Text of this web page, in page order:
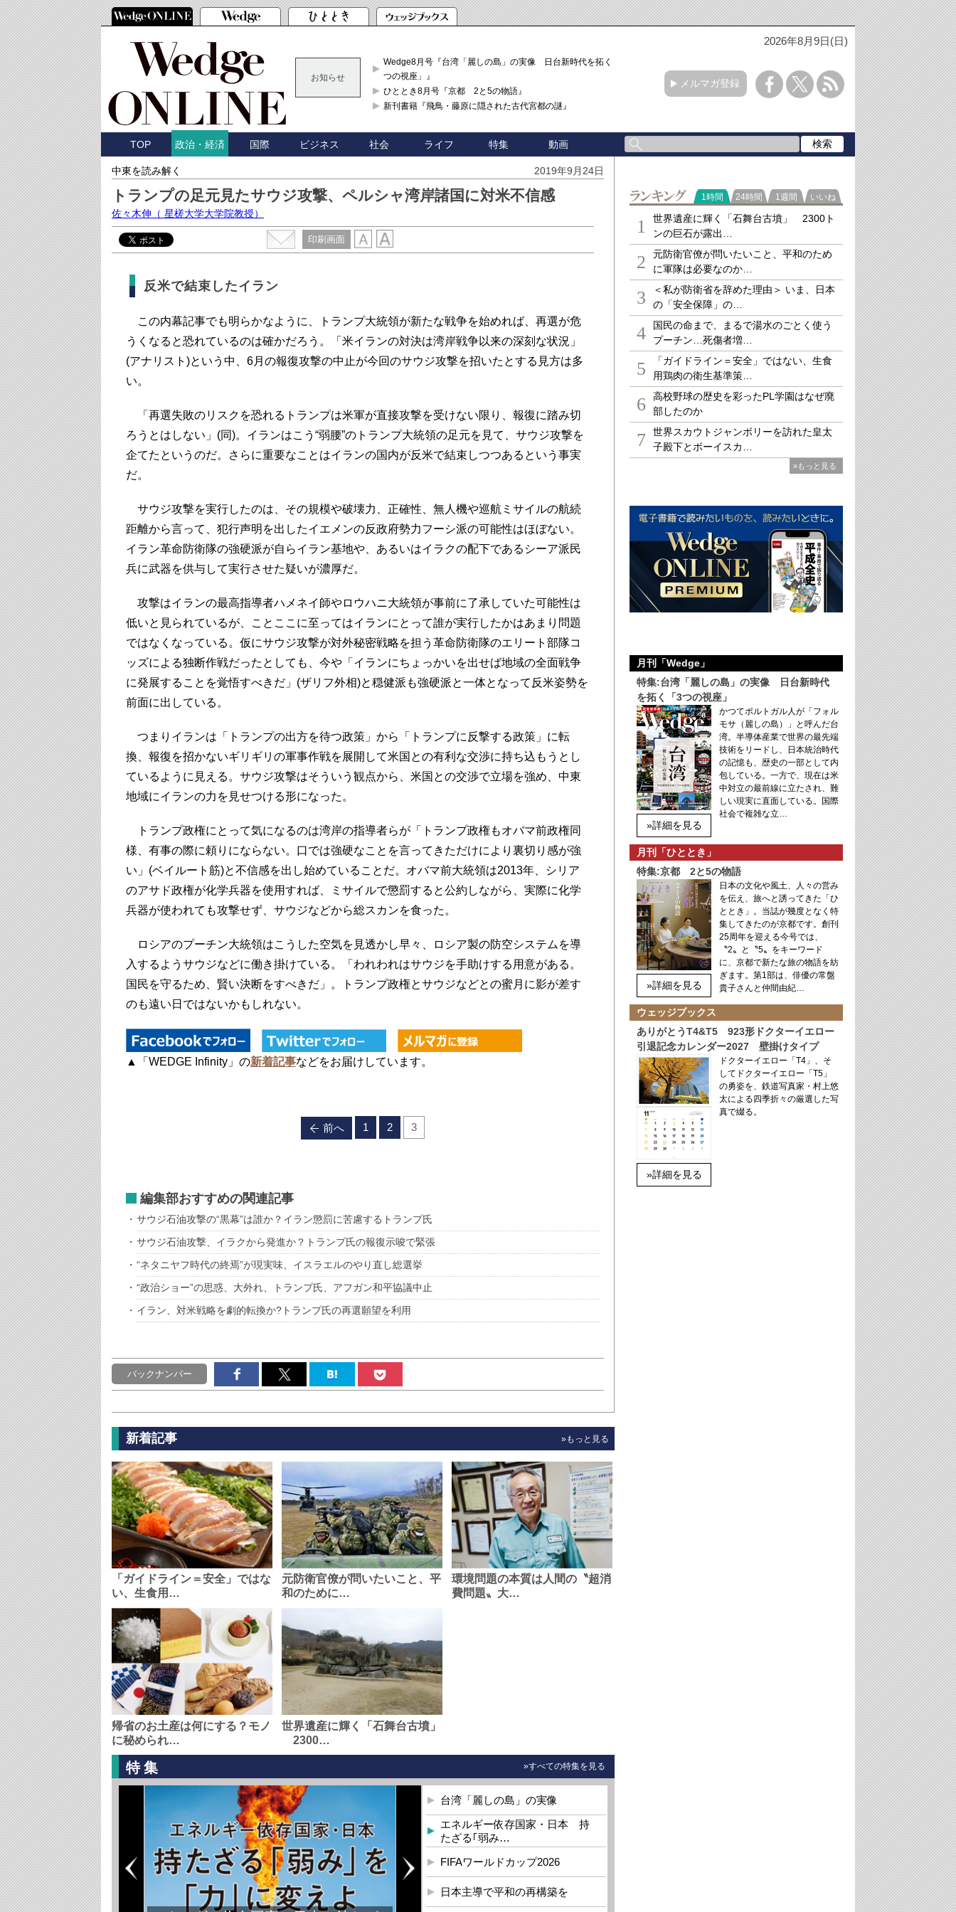
2026年8月9日(日)
お知らせ
Wedge8月号『台湾「麗しの島」の実像 日台新時代を拓く「3
つの視座」』
ひととき8月号『京都 2と5の物語』
新刊書籍『飛鳥・藤原に隠された古代宮都の謎』
メルマガ登録
TOP 政治・経済 国際 ビジネス 社会 ライフ 特集 動画
中東を読み解く 2019年9月24日
トランプの足元見たサウジ攻撃、ペルシャ湾岸諸国に対米不信感
佐々木伸 （ 星槎大学大学院教授）
印刷画面
反米で結束したイラン
この内幕記事でも明らかなように、トランプ大統領が新たな戦争を始めれば、再選が危
うくなると恐れているのは確かだろう。「米イランの対決は湾岸戦争以来の深刻な状況」
(アナリスト)という中、6月の報復攻撃の中止が今回のサウジ攻撃を招いたとする見方は多
い。
「再選失敗のリスクを恐れるトランプは米軍が直接攻撃を受けない限り、報復に踏み切
ろうとはしない」(同)。イランはこう“弱腰”のトランプ大統領の足元を見て、サウジ攻撃を
企てたというのだ。さらに重要なことはイランの国内が反米で結束しつつあるという事実
だ。
サウジ攻撃を実行したのは、その規模や破壊力、正確性、無人機や巡航ミサイルの航続
距離から言って、犯行声明を出したイエメンの反政府勢力フーシ派の可能性はほぼない。
イラン革命防衛隊の強硬派が自らイラン基地や、あるいはイラクの配下であるシーア派民
兵に武器を供与して実行させた疑いが濃厚だ。
攻撃はイランの最高指導者ハメネイ師やロウハニ大統領が事前に了承していた可能性は
低いと見られているが、ことここに至ってはイランにとって誰が実行したかはあまり問題
ではなくなっている。仮にサウジ攻撃が対外秘密戦略を担う革命防衛隊のエリート部隊コ
ッズによる独断作戦だったとしても、今や「イランにちょっかいを出せば地域の全面戦争
に発展することを覚悟すべきだ」(ザリフ外相)と穏健派も強硬派と一体となって反米姿勢を
前面に出している。
つまりイランは「トランプの出方を待つ政策」から「トランプに反撃する政策」に転
換、報復を招かないギリギリの軍事作戦を展開して米国との有利な交渉に持ち込もうとし
ているように見える。サウジ攻撃はそういう観点から、米国との交渉で立場を強め、中東
地域にイランの力を見せつける形になった。
トランプ政権にとって気になるのは湾岸の指導者らが「トランプ政権もオバマ前政権同
様、有事の際に頼りにならない。口では強硬なことを言ってきただけにより裏切り感が強
い」(ベイルート筋)と不信感を出し始めていることだ。オバマ前大統領は2013年、シリア
のアサド政権が化学兵器を使用すれば、ミサイルで懲罰すると公約しながら、実際に化学
兵器が使われても攻撃せず、サウジなどから総スカンを食った。
ロシアのプーチン大統領はこうした空気を見透かし早々、ロシア製の防空システムを導
入するようサウジなどに働き掛けている。「われわれはサウジを手助けする用意がある。
国民を守るため、賢い決断をすべきだ」。トランプ政権とサウジなどとの蜜月に影が差す
のも遠い日ではないかもしれない。
▲「WEDGE Infinity」の新着記事などをお届けしています。
前へ 1 2 3
編集部おすすめの関連記事
サウジ石油攻撃の“黒幕”は誰か？イラン懲罰に苦慮するトランプ氏
サウジ石油攻撃、イラクから発進か？トランプ氏の報復示唆で緊張
“ネタニヤフ時代の終焉”が現実味、イスラエルのやり直し総選挙
“政治ショー”の思惑、大外れ、トランプ氏、アフガン和平協議中止
イラン、対米戦略を劇的転換か?トランプ氏の再選願望を利用
バックナンバー
新着記事 »もっと見る
「ガイドライン＝安全」ではな
い、生食用…
元防衛官僚が問いたいこと、平
和のために…
環境問題の本質は人間の〝超消
費問題〟大…
帰省のお土産は何にする？モノ
に秘められ…
世界遺産に輝く「石舞台古墳」
2300…
特集 »すべての特集を見る
台湾「麗しの島」の実像
エネルギー依存国家・日本 持
たざる｢弱み…
FIFAワールドカップ2026
日本主導で平和の再構築を
ランキング
1時間 24時間 1週間 いいね
1
世界遺産に輝く「石舞台古墳」 2300ト
ンの巨石が露出…
2
元防衛官僚が問いたいこと、平和のため
に軍隊は必要なのか…
3
＜私が防衛省を辞めた理由＞ いま、日本
の「安全保障」の…
4
国民の命まで、まるで湯水のごとく使う
プーチン…死傷者増…
5
「ガイドライン＝安全」ではない、生食
用鶏肉の衛生基準策…
6
高校野球の歴史を彩ったPL学園はなぜ廃
部したのか
7
世界スカウトジャンボリーを訪れた皇太
子殿下とボーイスカ…
»もっと見る
月刊「Wedge」
特集:台湾「麗しの島」の実像 日台新時代
を拓く「3つの視座」
»詳細を見る
かつてポルトガル人が「フォル
モサ（麗しの島）」と呼んだ台
湾。半導体産業で世界の最先端
技術をリードし、日本統治時代
の記憶も、歴史の一部として内
包している。一方で、現在は米
中対立の最前線に立たされ、難
しい現実に直面している。国際
社会で複雑な立…
月刊「ひととき」
特集:京都 2と5の物語
»詳細を見る
日本の文化や風土、人々の営み
を伝え、旅へと誘ってきた「ひ
ととき」。当誌が幾度となく特
集してきたのが京都です。創刊
25周年を迎える今号では、
〝2〟と〝5〟をキーワード
に、京都で新たな旅の物語を紡
ぎます。第1部は、俳優の常盤
貴子さんと仲間由紀…
ウェッジブックス
ありがとうT4&T5 923形ドクターイエロー
引退記念カレンダー2027 壁掛けタイプ
»詳細を見る
ドクターイエロー「T4」、そ
してドクターイエロー「T5」
の勇姿を、鉄道写真家・村上悠
太による四季折々の厳選した写
真で綴る。